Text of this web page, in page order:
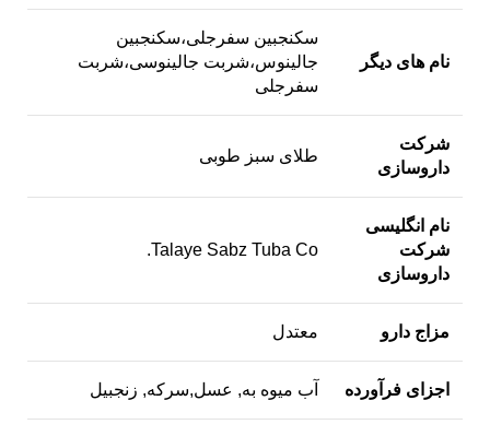
نام های دیگر
سکنجبین سفرجلی،سکنجبین
جالینوس،شربت جالینوسی،شربت
سفرجلی
شرکت
داروسازی
طلای سبز طوبی
نام انگلیسی
شرکت
داروسازی
Talaye Sabz Tuba Co.
مزاج دارو معتدل
اجزای فرآورده آب میوه به, عسل,سرکه, زنجبیل